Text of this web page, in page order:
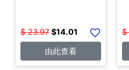
$ 23.97 $14.01
由此查看
$